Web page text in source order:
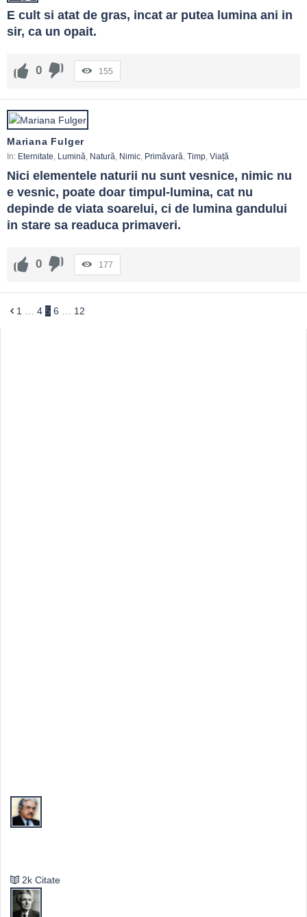
E cult si atat de gras, incat ar putea lumina ani in
sir, ca un opait.
0 155
Mariana Fulger
In: Eternitate Lumină Natură Nimic Primăvară Timp Viață
Nici elementele naturii nu sunt vesnice, nimic nu
e vesnic, poate doar timpul-lumina, cat nu
depinde de viata soarelui, ci de lumina gandului
in stare sa readuca primaveri.
0 177
1 4 5 6 12
2k Citate